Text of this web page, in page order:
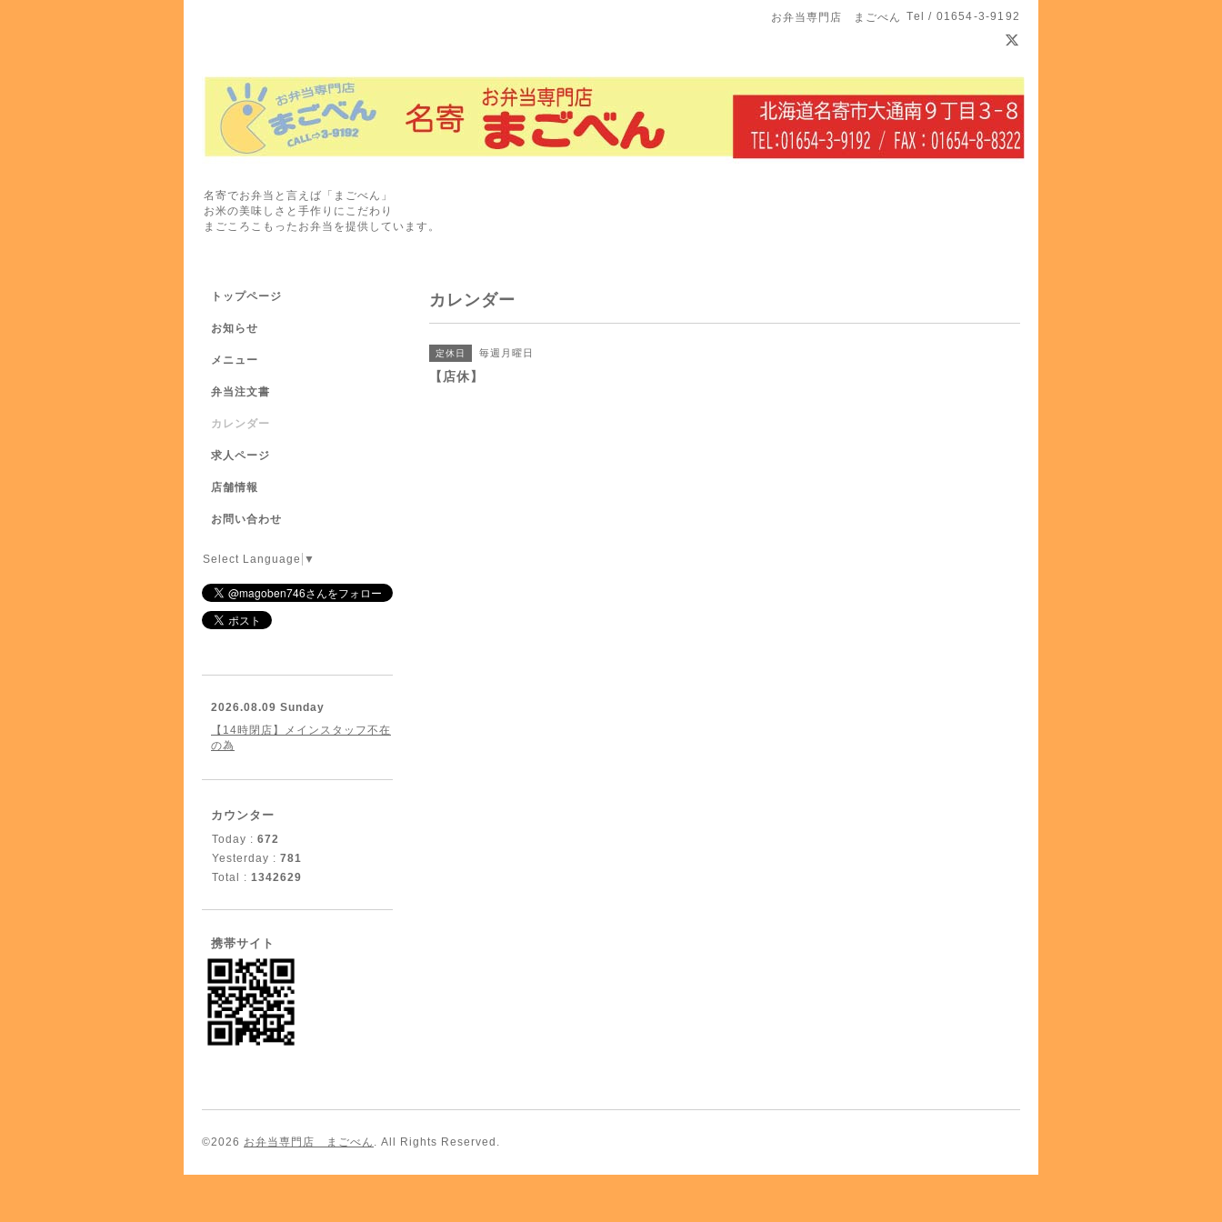
お弁当専門店 まごべん Tel / 01654-3-9192
名寄でお弁当と言えば「まごべん」
お米の美味しさと手作りにこだわり
まごころこもったお弁当を提供しています。
カレンダー
定休日 毎週月曜日
【店休】
トップページ
お知らせ
メニュー
弁当注文書
カレンダー
求人ページ
店舗情報
お問い合わせ
Select Language ▼
2026.08.09 Sunday
【14時閉店】メインスタッフ不在
の為
カウンター
Today : 672
Yesterday : 781
Total : 1342629
携帯サイト
©2026 お弁当専門店 まごべん . All Rights Reserved.